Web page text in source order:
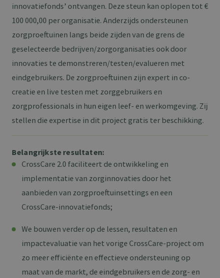
innovatiefonds’ ontvangen. Deze steun kan oplopen tot €
100 000,00 per organisatie. Anderzijds ondersteunen
zorgproeftuinen langs beide zijden van de grens de
geselecteerde bedrijven/zorgorganisaties ook door
innovaties te demonstreren/testen/evalueren met
eindgebruikers. De zorgproeftuinen zijn expert in co-
creatie en live testen met zorggebruikers en
zorgprofessionals in hun eigen leef- en werkomgeving. Zij
stellen die expertise in dit project gratis ter beschikking.
Belangrijkste resultaten:
CrossCare 2.0 faciliteert de ontwikkeling en
implementatie van zorginnovaties door het
aanbieden van zorgproeftuinsettings en een
CrossCare-innovatiefonds;
We bouwen verder op de lessen, resultaten en
impactevaluatie van het vorige CrossCare-project om
zo meer efficiënte en effectieve ondersteuning op
maat van de markt, de eindgebruikers en de zorg- en